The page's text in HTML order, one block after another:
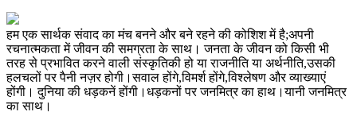
हम एक सार्थक संवाद का मंच बनने और बने रहने की कोशिश में है;अपनी
रचनात्मकता में जीवन की समग्रता के साथ। जनता के जीवन को किसी भी
तरह से प्रभावित करने वाली संस्कृतिकी हो या राजनीति या अर्थनीति,उसकी
हलचलों पर पैनी नज़र होगी।सवाल होंगे,विमर्श होंगे,विश्लेषण और व्याख्याएं
होंगी। दुनिया की धड़कनें होंगी।धड़कनों पर जनमित्र का हाथ।यानी जनमित्र
का साथ।